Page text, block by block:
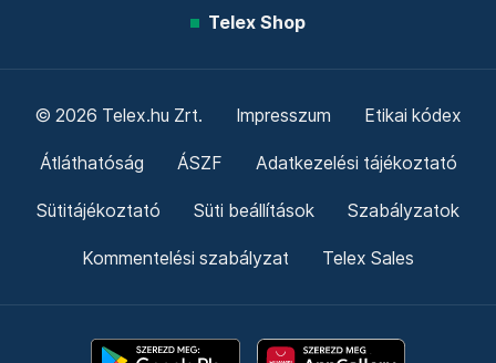
Telex Shop
© 2026 Telex.hu Zrt. Impresszum Etikai kódex
Átláthatóság ÁSZF Adatkezelési tájékoztató
Sütitájékoztató Süti beállítások Szabályzatok
Kommentelési szabályzat Telex Sales